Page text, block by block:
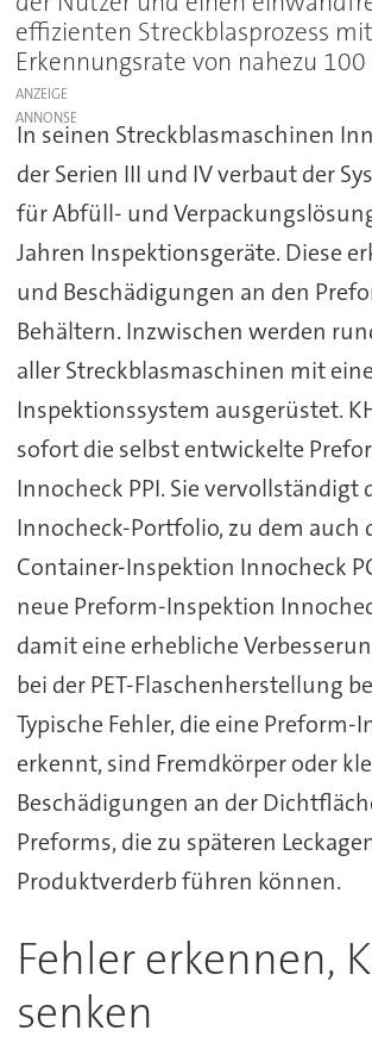
effizienten Streckblasprozess
Erkennungsrate von nahezu 100
ANZEIGE
In seinen Streckblasmaschinen
der Serien III und IV verbaut der
für Abfüll- und
Jahren Inspektionsgeräte. Diese
und Beschädigungen an den
Behältern. Inzwischen werden
aller Streckblasmaschinen mit
Inspektionssystem ausgerüstet.
sofort die selbst entwickelte
Innocheck PPI. Sie vervollständigt
Innocheck-Portfolio, zu dem auch
Container-Inspektion Innocheck
neue Preform-Inspektion
damit eine erhebliche
bei der PET-Flaschenherstellung
Typische Fehler, die eine Preform-
erkennt, sind Fremdkörper oder
Beschädigungen an der
Preforms, die zu späteren
Produktverderb führen können.
Fehler erkennen,
senken